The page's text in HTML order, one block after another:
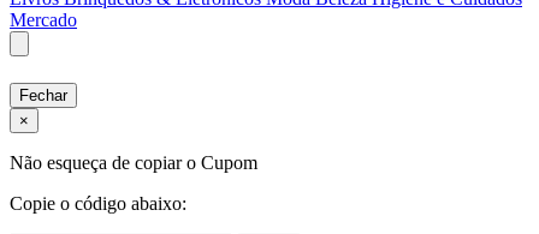
Mercado
Fechar
×
Não esqueça de copiar o Cupom
Copie o código abaixo: